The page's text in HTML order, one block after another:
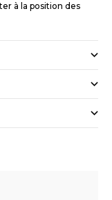
à la position des